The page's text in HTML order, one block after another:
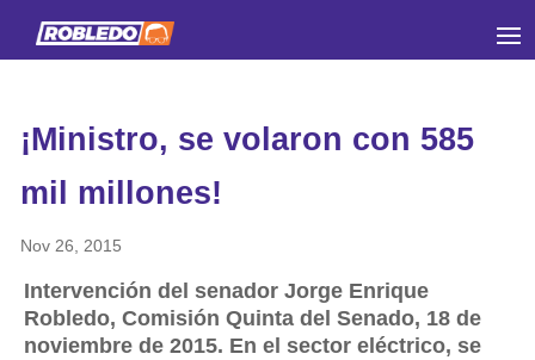
¡Ministro, se volaron con 585
mil millones!
Nov 26, 2015
Intervención del senador Jorge Enrique
Robledo, Comisión Quinta del Senado, 18 de
noviembre de 2015. En el sector eléctrico, se